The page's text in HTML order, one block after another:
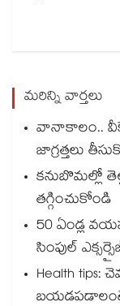
మరిన్ని వార్తలు
వానాకాలం.. వీకెండ్‏లో ట్రెక్కింగ్‎కు
జాగ్రత్తలు
కనుబొమల్లో
తగ్గించుకోండి
50 ఏండ్ల
సింపుల్
Health